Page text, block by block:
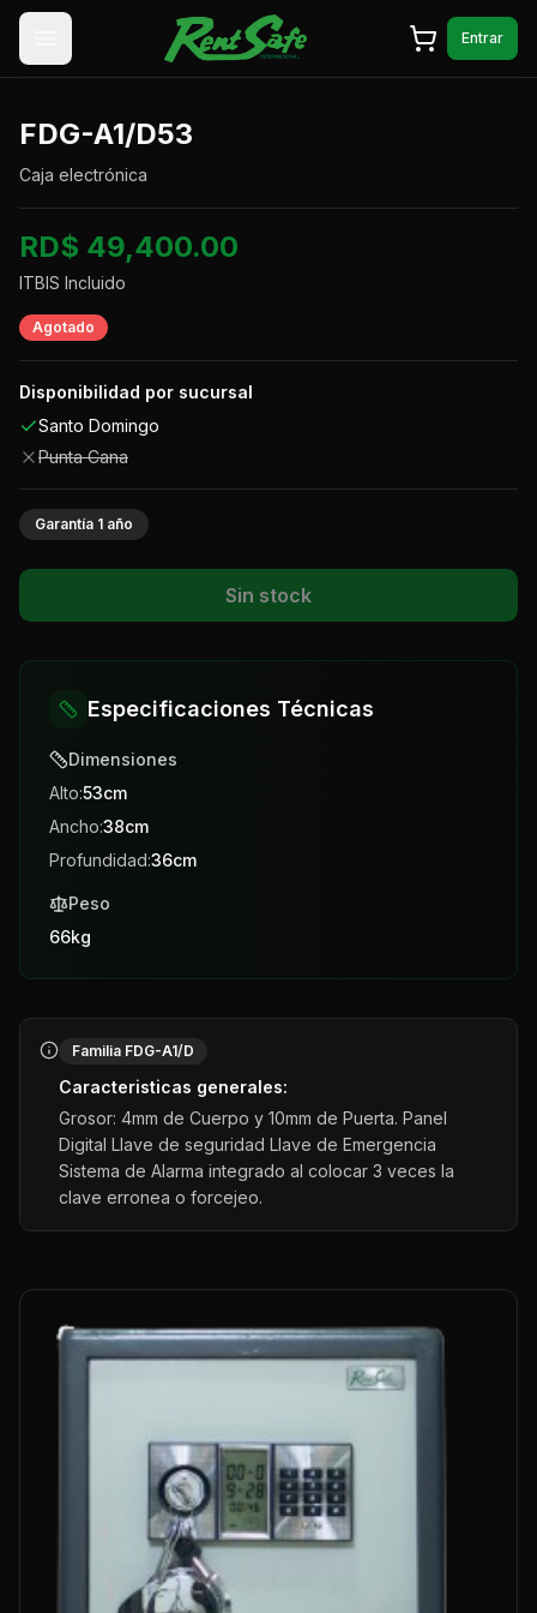
Saltar al contenido
Entrar
FDG-A1/D53
Caja electrónica
RD$ 49,400.00
ITBIS Incluido
Agotado
Disponibilidad por sucursal
Santo Domingo
Punta Cana
Garantía 1 año
Sin stock
Especificaciones Técnicas
Dimensiones
Alto:53cm
Ancho:38cm
Profundidad:36cm
Peso
66kg
Familia FDG-A1/D
Caracteristicas generales:
Grosor: 4mm de Cuerpo y 10mm de Puerta. Panel
Digital Llave de seguridad Llave de Emergencia
Sistema de Alarma integrado al colocar 3 veces la
clave erronea o forcejeo.